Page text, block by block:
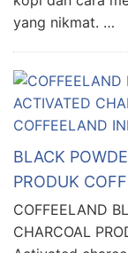
yang nikmat. …
BLACK
PRODUK
COFFEELAND
CHARCOAL